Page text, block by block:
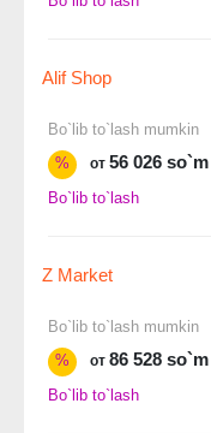
Alif Shop
Bo`lib to`lash mumkin
%
от 56 026 so`m
Bo`lib to`lash
Z Market
Bo`lib to`lash mumkin
%
от 86 528 so`m
Bo`lib to`lash